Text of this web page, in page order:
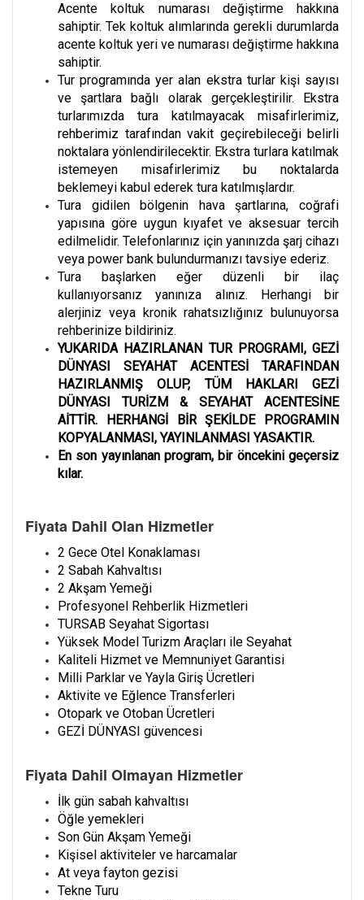
Acente koltuk numarası değiştirme hakkına
sahiptir. Tek koltuk alımlarında gerekli durumlarda
acente koltuk yeri ve numarası değiştirme hakkına
sahiptir.
Tur programında yer alan ekstra turlar kişi sayısı
ve şartlara bağlı olarak gerçekleştirilir. Ekstra
turlarımızda tura katılmayacak misafirlerimiz,
rehberimiz tarafından vakit geçirebileceği belirli
noktalara yönlendirilecektir. Ekstra turlara katılmak
istemeyen misafirlerimiz bu noktalarda
beklemeyi kabul ederek tura katılmışlardır.
Tura gidilen bölgenin hava şartlarına, coğrafi
yapısına göre uygun kıyafet ve aksesuar tercih
edilmelidir. Telefonlarınız için yanınızda şarj cihazı
veya power bank bulundurmanızı tavsiye ederiz.
Tura başlarken eğer düzenli bir ilaç
kullanıyorsanız yanınıza alınız. Herhangi bir
alerjiniz veya kronik rahatsızlığınız bulunuyorsa
rehberinize bildiriniz.
YUKARIDA HAZIRLANAN TUR PROGRAMI, GEZİ
DÜNYASI SEYAHAT ACENTESİ TARAFINDAN
HAZIRLANMIŞ OLUP, TÜM HAKLARI GEZİ
DÜNYASI TURİZM & SEYAHAT ACENTESİNE
AİTTİR. HERHANGİ BİR ŞEKİLDE PROGRAMIN
KOPYALANMASI, YAYINLANMASI YASAKTIR.
En son yayınlanan program, bir öncekini geçersiz
kılar.
Fiyata Dahil Olan Hizmetler
2 Gece Otel Konaklaması
2 Sabah Kahvaltısı
2 Akşam Yemeği
Profesyonel Rehberlik Hizmetleri
TURSAB Seyahat Sigortası
Yüksek Model Turizm Araçları ile Seyahat
Kaliteli Hizmet ve Memnuniyet Garantisi
Milli Parklar ve Yayla Giriş Ücretleri
Aktivite ve Eğlence Transferleri
Otopark ve Otoban Ücretleri
GEZİ DÜNYASI güvencesi
Fiyata Dahil Olmayan Hizmetler
İlk gün sabah kahvaltısı
Öğle yemekleri
Son Gün Akşam Yemeği
Kişisel aktiviteler ve harcamalar
At veya fayton gezisi
Tekne Turu